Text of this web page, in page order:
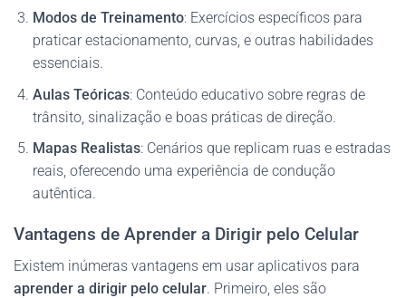
Modos de Treinamento: Exercícios específicos para
praticar estacionamento, curvas, e outras habilidades
essenciais.
Aulas Teóricas: Conteúdo educativo sobre regras de
trânsito, sinalização e boas práticas de direção.
Mapas Realistas: Cenários que replicam ruas e estradas
reais, oferecendo uma experiência de condução
autêntica.
Vantagens de Aprender a Dirigir pelo Celular
Existem inúmeras vantagens em usar aplicativos para
aprender a dirigir pelo celular. Primeiro, eles são